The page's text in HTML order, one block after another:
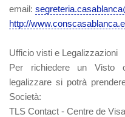
email:
http://
Ufficio visti e Legalizzazioni
Per richiedere un Visto
legalizzare si potrà
Società:
TLS Contact - Centre de